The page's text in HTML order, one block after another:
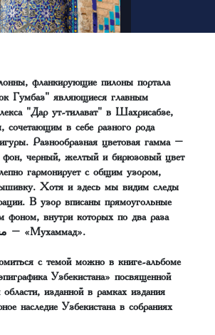
фланкирующие пилоны портала
Гумбаз" являющиеся главным
"Дар ут-тилават" в Шахрисабзе,
сочетающим в себе разного рода
Разнообразная цветовая гамма –
фон, черный, желтый и бирюзовый цвет
гармонирует с общим узором,
Хотя и здесь мы видим следы
В узор вписаны прямоугольные
фоном, внутри которых по два раза
повторяется: محمد – «Мухаммад».
с темой можно в книге-альбоме
Узбекистана» посвященной
изданной в рамках издания
наследие Узбекистана в собраниях